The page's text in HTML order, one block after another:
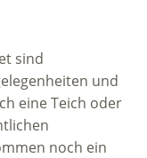
sind
und
eine Teich oder
noch ein